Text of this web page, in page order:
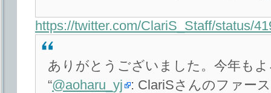
https://twitter.com/ClariS_Staff/status/
ありがとうございました。今年も
“@aoharu_yj : ClariSさんのファー